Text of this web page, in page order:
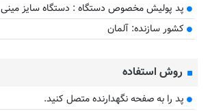
پد پولیش مخصوص دستگاه : دستگاه سایز مینی ۷۵ چرخشی
کشور سازنده: آلمان
روش استفاده
پد را به صفحه نگهدارنده متصل کنید.